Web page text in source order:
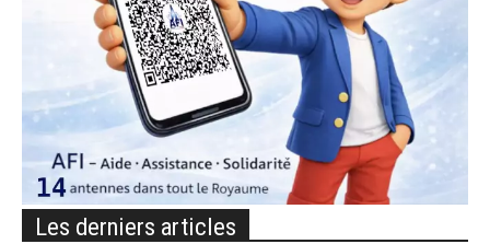
Les derniers articles